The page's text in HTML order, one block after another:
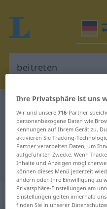
Deutsch-Kroatisch
Deutsch-
"beitreten"
"beitreten"
„beitreten“
Ihre Privatsphäre ist uns
Wir und unsere716-Partner
personenbezogene Daten wie
Kennungen auf Ihrem Gerät zu.
aktivieren Sie Tracking-
Partner verarbeiten Daten, um
aufgeführten Zwecke. Wenn
Inhalte und Anzeigen
können dieses Menü jederzeit
ändern oder Ihre Einwilligung zu
Privatsphäre-Einstellungen am
Einstellungen gelten innerhalb
finden Sie in unserer